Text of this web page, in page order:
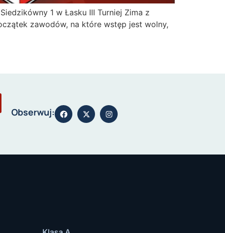
1 w Łasku III Turniej Zima z
zawodów, na które wstęp jest wolny,
Obserwuj: